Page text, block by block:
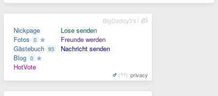
Nickpage
Fotos 0
Gästebuch 93
Blog 0
HotVote
Lose senden
Freunde werden
Nachricht senden
(??) privacy
BigDaddy3's